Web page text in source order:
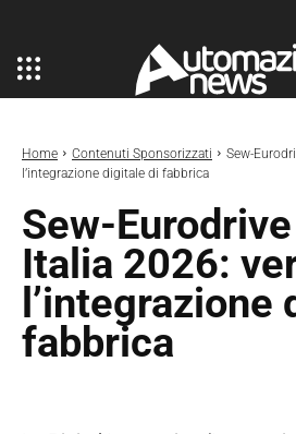
Home Contenuti Sponsorizzati
Sew-
l’integrazione digitale di fabbrica
Sew-
Italia 2026:
l’integrazione
fabbrica